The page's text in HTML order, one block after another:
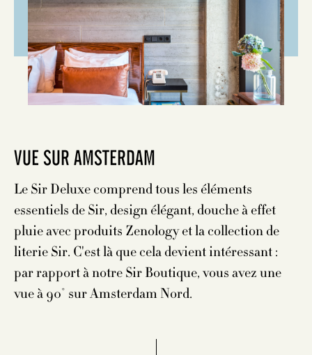
VUE SUR AMSTERDAM
Le Sir Deluxe comprend tous les éléments
essentiels de Sir, design élégant, douche à effet
pluie avec produits Zenology et la collection de
literie Sir. C'est là que cela devient intéressant :
par rapport à notre Sir Boutique, vous avez une
vue à 90° sur Amsterdam Nord.